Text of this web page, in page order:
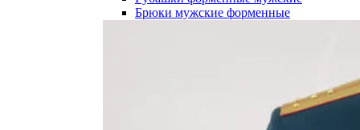
Брюки мужские форменные